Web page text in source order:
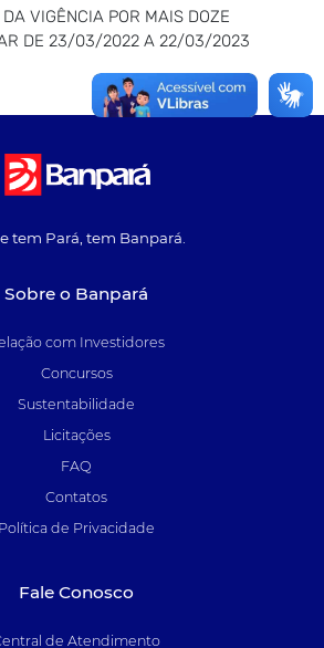
VIGÊNCIA POR MAIS DOZE
DE 23/03/2022 A 22/03/2023
tem Pará, tem Banpará.
Sobre o Banpará
com Investidores
Concursos
Sustentabilidade
Licitações
FAQ
Contatos
Política de Privacidade
Fale Conosco
de Atendimento